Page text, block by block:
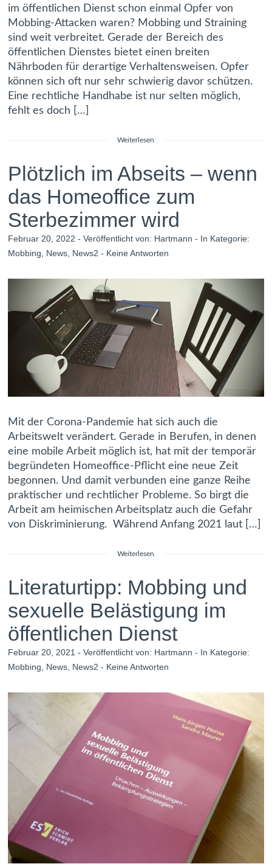
im öffentlichen Dienst schon einmal Opfer von
Mobbing-Attacken waren? Mobbing und Straining
sind weit verbreitet. Gerade der Bereich des
öffentlichen Dienstes bietet einen breiten
Nährboden für derartige Verhaltensweisen. Opfer
können sich oft nur sehr schwierig davor schützen.
Eine rechtliche Handhabe ist nur selten möglich,
fehlt es doch […]
Weiterlesen
Plötzlich im Abseits – wenn
das Homeoffice zum
Sterbezimmer wird
Februar 20, 2022 - Veröffentlicht von: Hartmann - In Kategorie:
Mobbing
News News2 - Keine Antworten
Mit der Corona-Pandemie hat sich auch die
Arbeitswelt verändert. Gerade in Berufen, in denen
eine mobile Arbeit möglich ist, hat mit der temporär
begründeten Homeoffice-Pflicht eine neue Zeit
begonnen. Und damit verbunden eine ganze Reihe
praktischer und rechtlicher Probleme. So birgt die
Arbeit am heimischen Arbeitsplatz auch die Gefahr
von Diskriminierung. Während Anfang 2021 laut […]
Weiterlesen
Literaturtipp: Mobbing und
sexuelle Belästigung im
öffentlichen Dienst
Februar 20, 2021 - Veröffentlicht von: Hartmann - In Kategorie:
Mobbing
News News2 - Keine Antworten